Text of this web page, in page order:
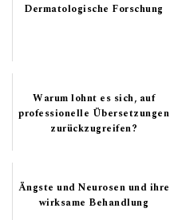
Dermatologische Forschung
Warum lohnt es sich, auf
professionelle Übersetzungen
zurückzugreifen?
Ängste und Neurosen und ihre
wirksame Behandlung